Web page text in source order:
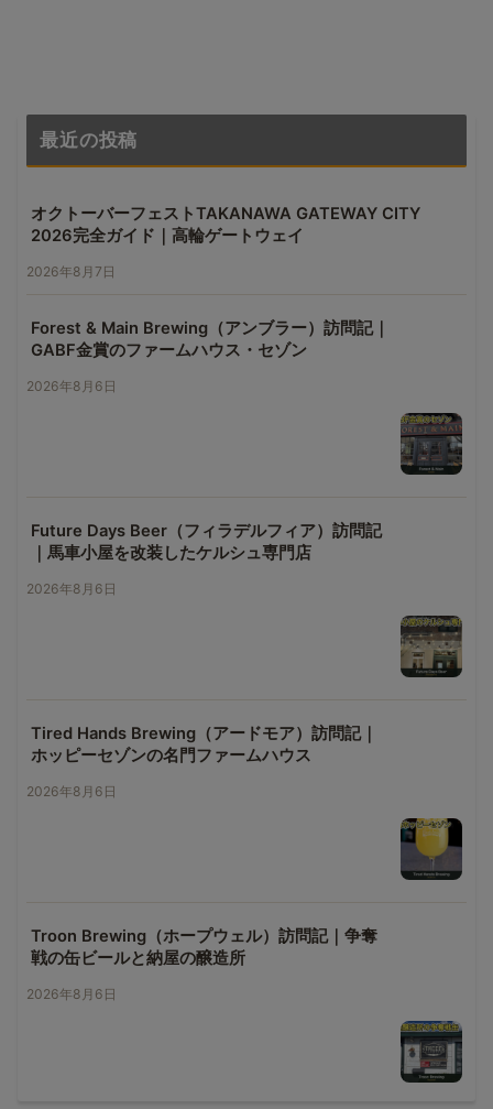
最近の投稿
オクトーバーフェストTAKANAWA GATEWAY CITY
2026完全ガイド｜高輪ゲートウェイ
2026年8月7日
Forest & Main Brewing（アンブラー）訪問記｜
GABF金賞のファームハウス・セゾン
2026年8月6日
Future Days Beer（フィラデルフィア）訪問記
｜馬車小屋を改装したケルシュ専門店
2026年8月6日
Tired Hands Brewing（アードモア）訪問記｜
ホッピーセゾンの名門ファームハウス
2026年8月6日
Troon Brewing（ホープウェル）訪問記｜争奪
戦の缶ビールと納屋の醸造所
2026年8月6日